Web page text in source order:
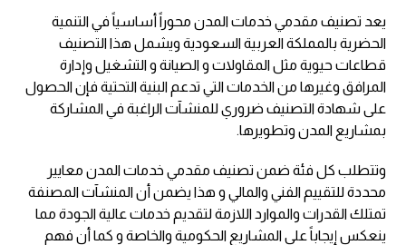
يعد تصنيف مقدمي خدمات المدن محوراً أساسياً في التنمية
الحضرية بالمملكة العربية السعودية ويشمل هذا التصنيف
قطاعات حيوية مثل المقاولات و الصيانة و التشغيل وإدارة
المرافق وغيرها من الخدمات التي تدعم البنية التحتية فإن الحصول
على شهادة التصنيف ضروري للمنشآت الراغبة في المشاركة
بمشاريع المدن وتطويرها.
وتتطلب كل فئة ضمن تصنيف مقدمي خدمات المدن معايير
محددة للتقييم الفني والمالي و هذا يضمن أن المنشآت المصنفة
تمتلك القدرات والموارد اللازمة لتقديم خدمات عالية الجودة مما
ينعكس إيجاباً على المشاريع الحكومية والخاصة و كما أن فهم